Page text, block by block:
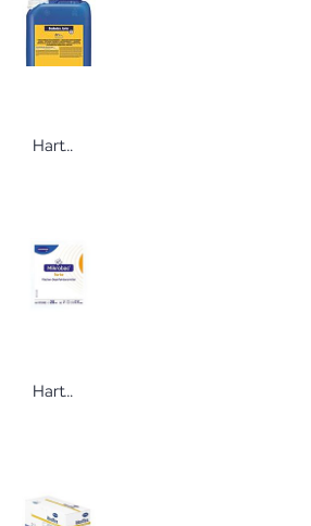
Hartmann Bodedex forte Instrumentendesinfektion 5 Liter pH-neutraler Reiniger für thermolabile und -stabile Instrumente
Hartmann Mikrobac® forte Karton á 250 x 20 ml Flächen-Desinfektionsreiniger